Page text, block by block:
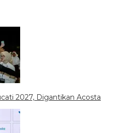
2027, Digantikan Acosta